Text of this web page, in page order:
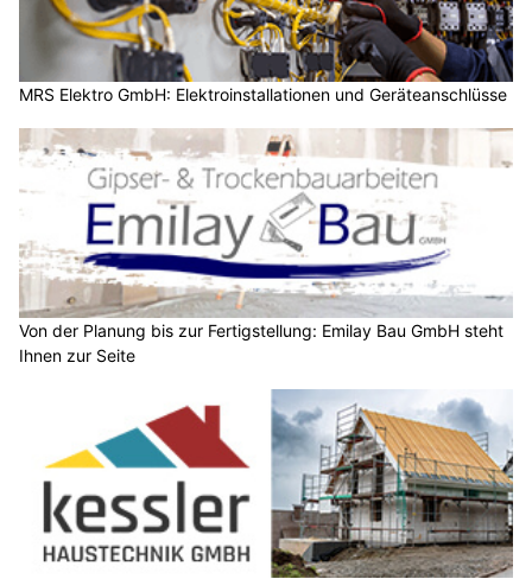
MRS Elektro GmbH: Elektroinstallationen und Geräteanschlüsse
Von der Planung bis zur Fertigstellung: Emilay Bau GmbH steht
Ihnen zur Seite